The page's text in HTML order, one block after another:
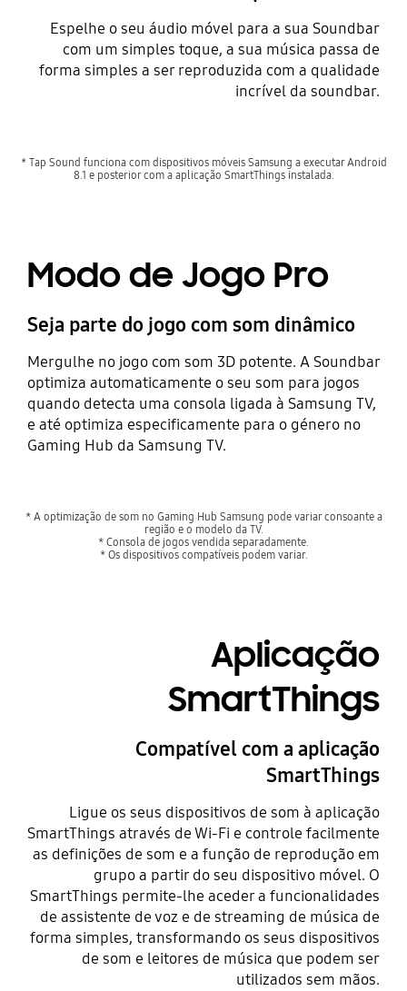
Espelhe o seu áudio móvel para a sua Soundbar
com um simples toque, a sua música passa de
forma simples a ser reproduzida com a qualidade
incrível da soundbar.
* Tap Sound funciona com dispositivos móveis Samsung a executar Android
8.1 e posterior com a aplicação SmartThings instalada.
Modo de Jogo Pro
Seja parte do jogo com som dinâmico
Mergulhe no jogo com som 3D potente. A Soundbar
optimiza automaticamente o seu som para jogos
quando detecta uma consola ligada à Samsung TV,
e até optimiza especificamente para o género no
Gaming Hub da Samsung TV.
* A optimização de som no Gaming Hub Samsung pode variar consoante a
região e o modelo da TV.
* Consola de jogos vendida separadamente.
* Os dispositivos compatíveis podem variar.
Aplicação
SmartThings
Compatível com a aplicação
SmartThings
Ligue os seus dispositivos de som à aplicação
SmartThings através de Wi-Fi e controle facilmente
as definições de som e a função de reprodução em
grupo a partir do seu dispositivo móvel. O
SmartThings permite-lhe aceder a funcionalidades
de assistente de voz e de streaming de música de
forma simples, transformando os seus dispositivos
de som e leitores de música que podem ser
utilizados sem mãos.